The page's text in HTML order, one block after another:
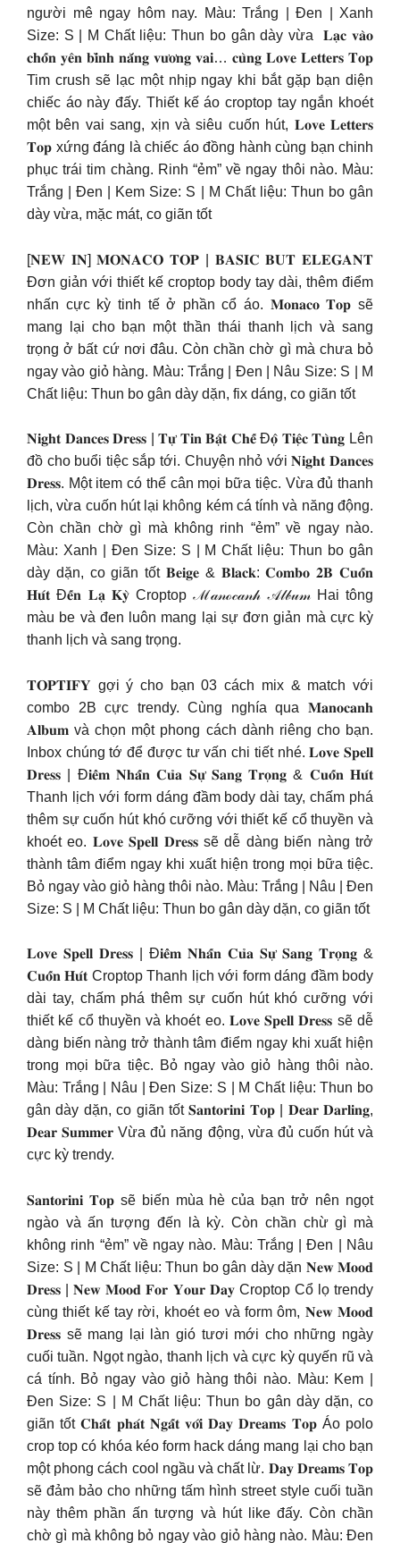
người mê ngay hôm nay. Màu: Trắng | Đen | Xanh
Size: S | M Chất liệu: Thun bo gân dày vừa ️ 𝐋𝐚̣𝐜 𝐯𝐚̀𝐨
𝐜𝐡𝐨̂́𝐧 𝐲𝐞̂𝐧 𝐛𝐢̀𝐧𝐡 𝐧𝐚̆́𝐧𝐠 𝐯𝐮̛𝐨̛𝐧𝐠 𝐯𝐚𝐢… 𝐜𝐮̀𝐧𝐠 𝐋𝐨𝐯𝐞 𝐋𝐞𝐭𝐭𝐞𝐫𝐬 𝐓𝐨𝐩
Tim crush sẽ lạc một nhịp ngay khi bắt gặp bạn diện
chiếc áo này đấy. Thiết kế áo croptop tay ngắn khoét
một bên vai sang, xịn và siêu cuốn hút, 𝐋𝐨𝐯𝐞 𝐋𝐞𝐭𝐭𝐞𝐫𝐬
𝐓𝐨𝐩 xứng đáng là chiếc áo đồng hành cùng bạn chinh
phục trái tim chàng. Rinh “ẻm” về ngay thôi nào. Màu:
Trắng | Đen | Kem Size: S | M Chất liệu: Thun bo gân
dày vừa, mặc mát, co giãn tốt
[𝐍𝐄𝐖 𝐈𝐍] 𝐌𝐎𝐍𝐀𝐂𝐎 𝐓𝐎𝐏 | 𝐁𝐀𝐒𝐈𝐂 𝐁𝐔𝐓 𝐄𝐋𝐄𝐆𝐀𝐍𝐓
Đơn giản với thiết kế croptop body tay dài, thêm điểm
nhấn cực kỳ tinh tế ở phần cổ áo. 𝐌𝐨𝐧𝐚𝐜𝐨 𝐓𝐨𝐩 sẽ
mang lại cho bạn một thần thái thanh lịch và sang
trọng ở bất cứ nơi đâu. Còn chần chờ gì mà chưa bỏ
ngay vào giỏ hàng. Màu: Trắng | Đen | Nâu Size: S | M
Chất liệu: Thun bo gân dày dặn, fix dáng, co giãn tốt
𝐍𝐢𝐠𝐡𝐭 𝐃𝐚𝐧𝐜𝐞𝐬 𝐃𝐫𝐞𝐬𝐬 | 𝐓𝐮̛̣ 𝐓𝐢𝐧 𝐁𝐚̣̂𝐭 𝐂𝐡𝐞̂́ Đ𝐨̣̂ 𝐓𝐢𝐞̣̂𝐜 𝐓𝐮̀𝐧𝐠 Lên
đồ cho buổi tiệc sắp tới. Chuyện nhỏ với 𝐍𝐢𝐠𝐡𝐭 𝐃𝐚𝐧𝐜𝐞𝐬
𝐃𝐫𝐞𝐬𝐬. Một item có thể cân mọi bữa tiệc. Vừa đủ thanh
lịch, vừa cuốn hút lại không kém cá tính và năng động.
Còn chần chờ gì mà không rinh “ẻm” về ngay nào.
Màu: Xanh | Đen Size: S | M Chất liệu: Thun bo gân
dày dặn, co giãn tốt 𝐁𝐞𝐢𝐠𝐞 & 𝐁𝐥𝐚𝐜𝐤: 𝐂𝐨𝐦𝐛𝐨 𝟐𝐁 𝐂𝐮𝐨̂́𝐧
𝐇𝐮́𝐭 Đ𝐞̂́𝐧 𝐋𝐚̣ 𝐊𝐲̀ Croptop ℳ𝒶𝓃ℴ𝒸𝒶𝓃𝒽 𝒜𝓁𝒷𝓊𝓂 Hai tông
màu be và đen luôn mang lại sự đơn giản mà cực kỳ
thanh lịch và sang trọng.
𝐓𝐎𝐏𝐓𝐈𝐅𝐘 gợi ý cho bạn 03 cách mix & match với
combo 2B cực trendy. Cùng nghía qua 𝐌𝐚𝐧𝐨𝐜𝐚𝐧𝐡
𝐀𝐥𝐛𝐮𝐦 và chọn một phong cách dành riêng cho bạn.
Inbox chúng tớ để được tư vấn chi tiết nhé. 𝐋𝐨𝐯𝐞 𝐒𝐩𝐞𝐥𝐥
𝐃𝐫𝐞𝐬𝐬 | Đ𝐢𝐞̂̉𝐦 𝐍𝐡𝐚̂́𝐧 𝐂𝐮̉𝐚 𝐒𝐮̛̣ 𝐒𝐚𝐧𝐠 𝐓𝐫𝐨̣𝐧𝐠 & 𝐂𝐮𝐨̂́𝐧 𝐇𝐮́𝐭
Thanh lịch với form dáng đầm body dài tay, chấm phá
thêm sự cuốn hút khó cưỡng với thiết kế cổ thuyền và
khoét eo. 𝐋𝐨𝐯𝐞 𝐒𝐩𝐞𝐥𝐥 𝐃𝐫𝐞𝐬𝐬 sẽ dễ dàng biến nàng trở
thành tâm điểm ngay khi xuất hiện trong mọi bữa tiệc.
Bỏ ngay vào giỏ hàng thôi nào. Màu: Trắng | Nâu | Đen
Size: S | M Chất liệu: Thun bo gân dày dặn, co giãn tốt
𝐋𝐨𝐯𝐞 𝐒𝐩𝐞𝐥𝐥 𝐃𝐫𝐞𝐬𝐬 | Đ𝐢𝐞̂̉𝐦 𝐍𝐡𝐚̂́𝐧 𝐂𝐮̉𝐚 𝐒𝐮̛̣ 𝐒𝐚𝐧𝐠 𝐓𝐫𝐨̣𝐧𝐠 &
𝐂𝐮𝐨̂́𝐧 𝐇𝐮́𝐭 Croptop Thanh lịch với form dáng đầm body
dài tay, chấm phá thêm sự cuốn hút khó cưỡng với
thiết kế cổ thuyền và khoét eo. 𝐋𝐨𝐯𝐞 𝐒𝐩𝐞𝐥𝐥 𝐃𝐫𝐞𝐬𝐬 sẽ dễ
dàng biến nàng trở thành tâm điểm ngay khi xuất hiện
trong mọi bữa tiệc. Bỏ ngay vào giỏ hàng thôi nào.
Màu: Trắng | Nâu | Đen Size: S | M Chất liệu: Thun bo
gân dày dặn, co giãn tốt 𝐒𝐚𝐧𝐭𝐨𝐫𝐢𝐧𝐢 𝐓𝐨𝐩 | 𝐃𝐞𝐚𝐫 𝐃𝐚𝐫𝐥𝐢𝐧𝐠,
𝐃𝐞𝐚𝐫 𝐒𝐮𝐦𝐦𝐞𝐫 Vừa đủ năng động, vừa đủ cuốn hút và
cực kỳ trendy.
𝐒𝐚𝐧𝐭𝐨𝐫𝐢𝐧𝐢 𝐓𝐨𝐩 sẽ biến mùa hè của bạn trở nên ngọt
ngào và ấn tượng đến là kỳ. Còn chần chừ gì mà
không rinh “ẻm” về ngay nào. Màu: Trắng | Đen | Nâu
Size: S | M Chất liệu: Thun bo gân dày dặn 𝐍𝐞𝐰 𝐌𝐨𝐨𝐝
𝐃𝐫𝐞𝐬𝐬 | 𝐍𝐞𝐰 𝐌𝐨𝐨𝐝 𝐅𝐨𝐫 𝐘𝐨𝐮𝐫 𝐃𝐚𝐲 Croptop Cổ lọ trendy
cùng thiết kế tay rời, khoét eo và form ôm, 𝐍𝐞𝐰 𝐌𝐨𝐨𝐝
𝐃𝐫𝐞𝐬𝐬 sẽ mang lại làn gió tươi mới cho những ngày
cuối tuần. Ngọt ngào, thanh lịch và cực kỳ quyến rũ và
cá tính. Bỏ ngay vào giỏ hàng thôi nào. Màu: Kem |
Đen Size: S | M Chất liệu: Thun bo gân dày dặn, co
giãn tốt 𝐂𝐡𝐚̂́𝐭 𝐩𝐡𝐚́𝐭 𝐍𝐠𝐚̂́𝐭 𝐯𝐨̛́𝐢 𝐃𝐚𝐲 𝐃𝐫𝐞𝐚𝐦𝐬 𝐓𝐨𝐩 Áo polo
crop top có khóa kéo form hack dáng mang lại cho bạn
một phong cách cool ngầu và chất lừ. 𝐃𝐚𝐲 𝐃𝐫𝐞𝐚𝐦𝐬 𝐓𝐨𝐩
sẽ đảm bảo cho những tấm hình street style cuối tuần
này thêm phần ấn tượng và hút like đấy. Còn chần
chờ gì mà không bỏ ngay vào giỏ hàng nào. Màu: Đen